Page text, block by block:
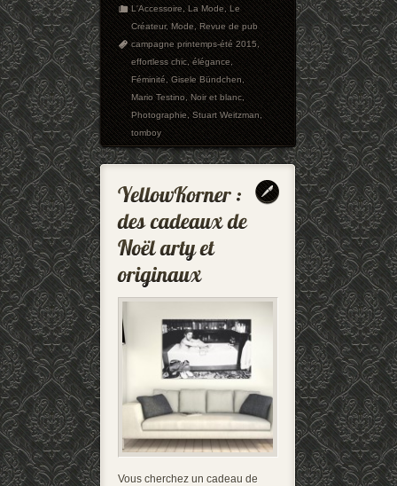
L'Accessoire,La Mode,Le
Créateur,Mode,Revue de pub
campagne printemps-été 2015,
effortless chic,élégance,
Féminité,Gisele Bündchen,
Mario Testino,Noir et blanc,
Photographie,Stuart Weitzman,
tomboy
Vous cherchez un cadeau de